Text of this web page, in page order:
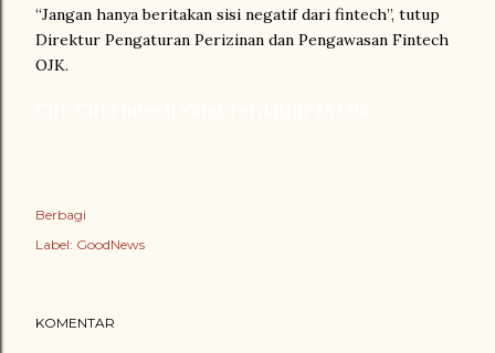
“Jangan hanya beritakan sisi negatif dari fintech”, tutup
Direktur Pengaturan Perizinan dan Pengawasan Fintech
OJK.
Berbagi
Label: GoodNews
KOMENTAR